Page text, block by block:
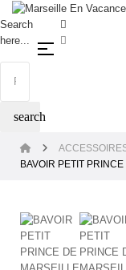
Search
here...
search
Basculer la
☰
BAVOIR PETIT